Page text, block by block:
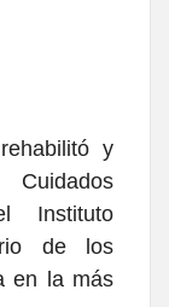
y
Instituto
de los
en la más